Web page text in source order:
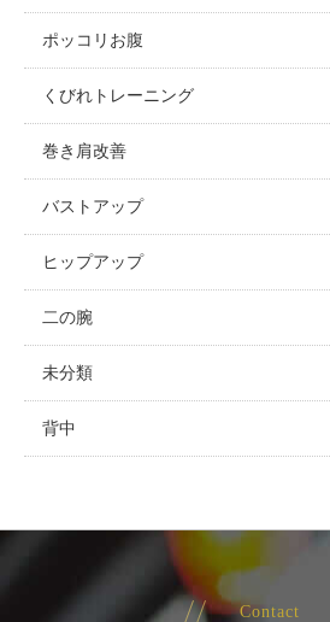
ポッコリお腹
くびれトレーニング
巻き肩改善
バストアップ
ヒップアップ
二の腕
未分類
背中
Contact